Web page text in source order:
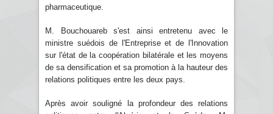
pharmaceutique.
M. Bouchouareb s'est ainsi entretenu avec le
ministre suédois de l'Entreprise et de l'Innovation
sur l'état de la coopération bilatérale et les moyens
de sa densification et sa promotion à la hauteur des
relations politiques entre les deux pays.
Après avoir souligné la profondeur des relations